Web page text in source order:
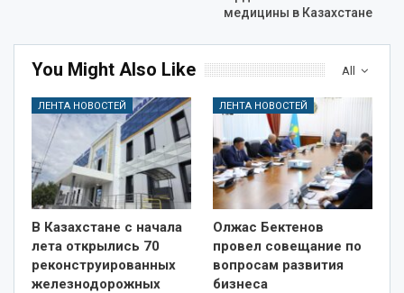
медицины в Казахстане
All
You Might Also Like
ЛЕНТА НОВОСТЕЙ
В Казахстане с начала
лета открылись 70
реконструированных
железнодорожных
ЛЕНТА НОВОСТЕЙ
Олжас Бектенов
провел совещание по
вопросам развития
бизнеса